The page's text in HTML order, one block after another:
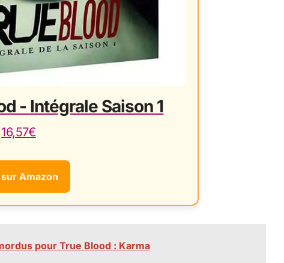
- Intégrale Saison 1
16,57€
Amazon
pour True Blood : Karma